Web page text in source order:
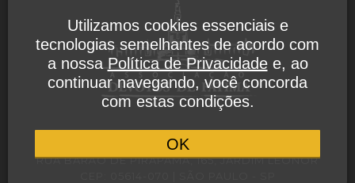
POLÍTICA DE PRIVACIDADE
RUA BARÃO DE PIRAPAMA, 165, JARDIM LEONOR
Utilizamos cookies essenciais e
tecnologias semelhantes de acordo com
a nossa Política de Privacidadee, ao
continuar navegando, você concorda
com estas condições.
OK